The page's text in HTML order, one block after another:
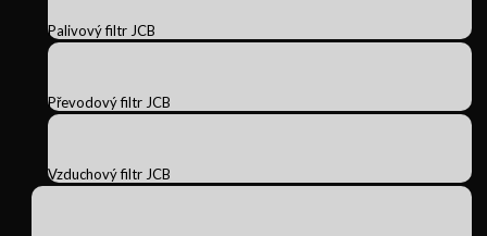
Palivový filtr JCB
Převodový filtr JCB
Vzduchový filtr JCB